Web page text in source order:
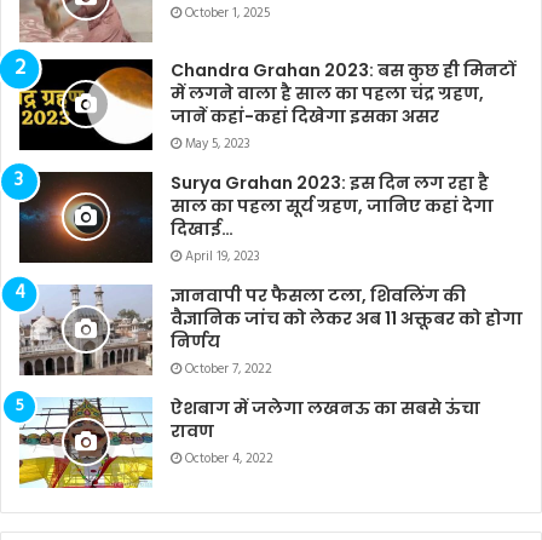
October 1, 2025
Chandra Grahan 2023: बस कुछ ही मिनटों
में लगने वाला है साल का पहला चंद्र ग्रहण,
जानें कहां-कहां दिखेगा इसका असर
May 5, 2023
Surya Grahan 2023: इस दिन लग रहा है
साल का पहला सूर्य ग्रहण, जानिए कहां देगा
दिखाई…
April 19, 2023
ज्ञानवापी पर फैसला टला, शिवलिंग की
वैज्ञानिक जांच को लेकर अब 11 अक्तूबर को होगा
निर्णय
October 7, 2022
ऐशबाग में जलेगा लखनऊ का सबसे ऊंचा
रावण
October 4, 2022